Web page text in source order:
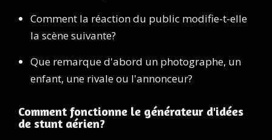
Comment la réaction du public modifie-t-elle
la scène suivante?
Que remarque d'abord un photographe, un
enfant, une rivale ou l'annonceur?
Comment fonctionne le générateur d'idées
de stunt aérien?